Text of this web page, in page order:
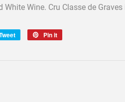
White Wine. Cru Classe de
Tweet
Pin it